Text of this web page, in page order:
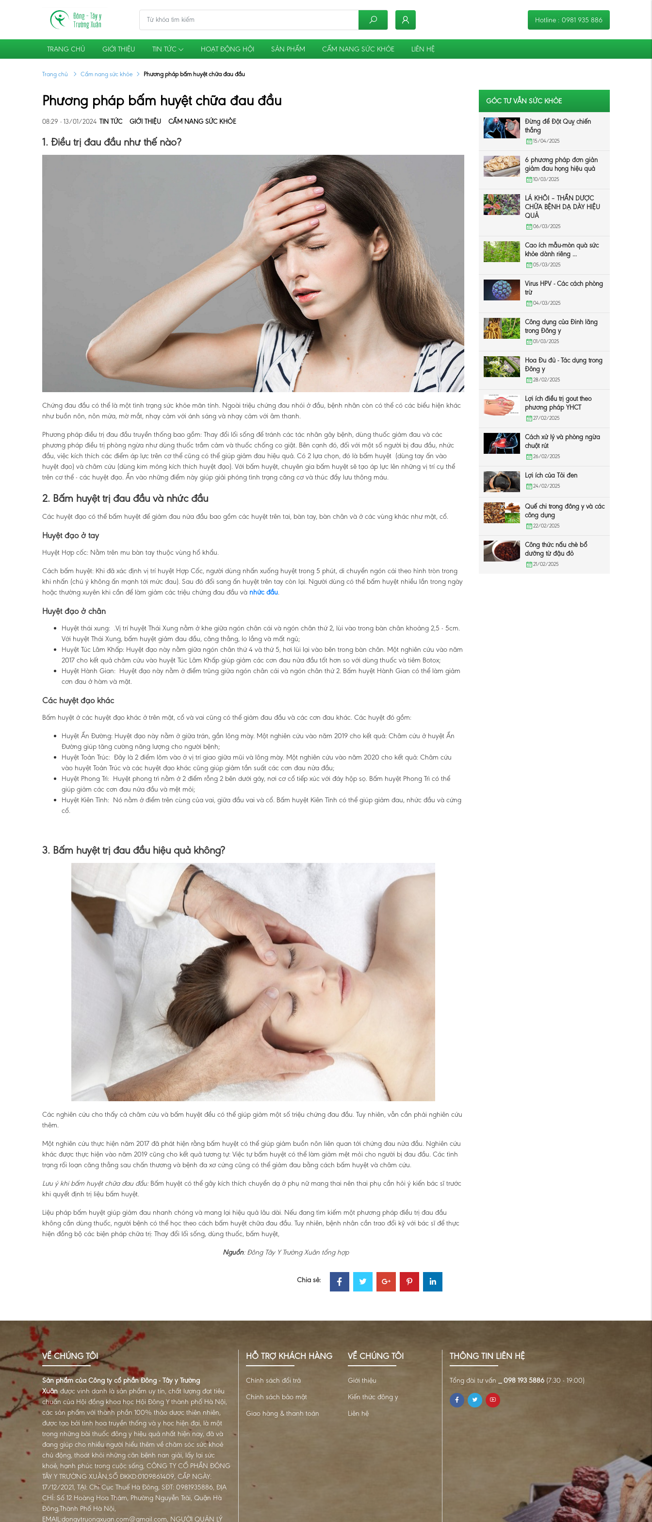
Hotline : 0981 935 886
TRANG CHỦ GIỚI THIỆU TIN TỨC HOẠT ĐỘNG HỘI SẢN PHẨM CẨM NANG SỨC KHỎE LIÊN HỆ
Trang chủ Cẩm nang sức khỏe Phương pháp bấm huyệt chữa đau đầu
Phương pháp bấm huyệt chữa đau đầu
08:29 - 13/01/2024 TIN TỨC GIỚI THIỆU CẨM NANG SỨC KHỎE
1. Điều trị đau đầu như thế nào?
Chứng đau đầu có thể là một tình trạng sức khỏe mãn tính. Ngoài triệu chứng đau nhói ở đầu, bệnh nhân còn có thể có các biểu hiện khác
như buồn nôn, nôn mửa, mờ mắt, nhạy cảm với ánh sáng và nhạy cảm với âm thanh.
Phương pháp điều trị đau đầu truyền thống bao gồm: Thay đổi lối sống để tránh các tác nhân gây bệnh, dùng thuốc giảm đau và các
phương pháp điều trị phòng ngừa như dùng thuốc trầm cảm và thuốc chống co giật. Bên cạnh đó, đối với một số người bị đau đầu, nhức
đầu, việc kích thích các điểm áp lực trên cơ thể cũng có thể giúp giảm đau hiệu quả. Có 2 lựa chọn, đó là bấm huyệt (dùng tay ấn vào
huyệt đạo) và châm cứu (dùng kim mỏng kích thích huyệt đạo). Với bấm huyệt, chuyên gia bấm huyệt sẽ tạo áp lực lên những vị trí cụ thể
trên cơ thể - các huyệt đạo. Ấn vào những điểm này giúp giải phóng tình trạng căng cơ và thúc đẩy lưu thông máu.
2. Bấm huyệt trị đau đầu và nhức đầu
Các huyệt đạo có thể bấm huyệt để giảm đau nửa đầu bao gồm các huyệt trên tai, bàn tay, bàn chân và ở các vùng khác như mặt, cổ.
Huyệt đạo ở tay
Huyệt Hợp cốc: Nằm trên mu bàn tay thuộc vùng hổ khẩu.
Cách bấm huyệt: Khi đã xác định vị trí huyệt Hợp Cốc, người dùng nhấn xuống huyệt trong 5 phút, di chuyển ngón cái theo hình tròn trong
khi nhấn (chú ý không ấn mạnh tới mức đau). Sau đó đổi sang ấn huyệt trên tay còn lại. Người dùng có thể bấm huyệt nhiều lần trong ngày
hoặc thường xuyên khi cần để làm giảm các triệu chứng đau đầu và nhức đầu.
Huyệt đạo ở chân
Huyệt thái xung: .Vị trí huyệt Thái Xung nằm ở khe giữa ngón chân cái và ngón chân thứ 2, lùi vào trong bàn chân khoảng 2,5 - 5cm.
Với huyệt Thái Xung, bấm huyệt giảm đau đầu, căng thẳng, lo lắng và mất ngủ;
Huyệt Túc Lâm Khấp: Huyệt đạo này nằm giữa ngón chân thứ 4 và thứ 5, hơi lùi lại vào bên trong bàn chân. Một nghiên cứu vào năm
2017 cho kết quả châm cứu vào huyệt Túc Lâm Khấp giúp giảm các cơn đau nửa đầu tốt hơn so với dùng thuốc và tiêm Botox;
Huyệt Hành Gian: Huyệt đạo này nằm ở điểm trũng giữa ngón chân cái và ngón chân thứ 2. Bấm huyệt Hành Gian có thể làm giảm
cơn đau ở hàm và mặt.
Các huyệt đạo khác
Bấm huyệt ở các huyệt đạo khác ở trên mặt, cổ và vai cũng có thể giảm đau đầu và các cơn đau khác. Các huyệt đó gồm:
Huyệt Ấn Đường: Huyệt đạo này nằm ở giữa trán, gần lông mày. Một nghiên cứu vào năm 2019 cho kết quả: Châm cứu ở huyệt Ấn
Đường giúp tăng cường năng lượng cho người bệnh;
Huyệt Toản Trúc: Đây là 2 điểm lõm vào ở vị trí giao giữa mũi và lông mày. Một nghiên cứu vào năm 2020 cho kết quả: Châm cứu
vào huyệt Toản Trúc và các huyệt đạo khác cũng giúp giảm tần suất các cơn đau nửa đầu;
Huyệt Phong Trì: Huyệt phong trì nằm ở 2 điểm rỗng 2 bên dưới gáy, nơi cơ cổ tiếp xúc với đáy hộp sọ. Bấm huyệt Phong Trì có thể
giúp giảm các cơn đau nửa đầu và mệt mỏi;
Huyệt Kiên Tỉnh: Nó nằm ở điểm trên cùng của vai, giữa đầu vai và cổ. Bấm huyệt Kiên Tỉnh có thể giúp giảm đau, nhức đầu và cứng
cổ.
3. Bấm huyệt trị đau đầu hiệu quả không?
Các nghiên cứu cho thấy cả châm cứu và bấm huyệt đều có thể giúp giảm một số triệu chứng đau đầu. Tuy nhiên, vẫn cần phải nghiên cứu
thêm.
Một nghiên cứu thực hiện năm 2017 đã phát hiện rằng bấm huyệt có thể giúp giảm buồn nôn liên quan tới chứng đau nửa đầu. Nghiên cứu
khác được thực hiện vào năm 2019 cũng cho kết quả tương tự: Việc tự bấm huyệt có thể làm giảm mệt mỏi cho người bị đau đầu. Các tình
trạng rối loạn căng thẳng sau chấn thương và bệnh đa xơ cứng cũng có thể giảm đau bằng cách bấm huyệt và châm cứu.
Lưu ý khi bấm huyệt chữa đau đầu:Bấm huyệt có thể gây kích thích chuyển dạ ở phụ nữ mang thai nên thai phụ cần hỏi ý kiến bác sĩ trước
khi quyết định trị liệu bấm huyệt.
Liệu pháp bấm huyệt giúp giảm đau nhanh chóng và mang lại hiệu quả lâu dài. Nếu đang tìm kiếm một phương pháp điều trị đau đầu
không cần dùng thuốc, người bệnh có thể học theo cách bấm huyệt chữa đau đầu. Tuy nhiên, bệnh nhân cần trao đổi kỹ với bác sĩ để thực
hiện đồng bộ các biện pháp chữa trị: Thay đổi lối sống, dùng thuốc, bấm huyệt,
Nguồn: Đông Tây Y Trường Xuân tổng hợp
Chia sẻ:
GÓC TƯ VẪN SỨC KHỎE
Đừng để Đột Quỵ chiến
thắng
15/04/2025
6 phương pháp đơn giản
giảm đau họng hiệu quả
10/03/2025
LÁ KHÔI – THẦN DƯỢC
CHỮA BỆNH DẠ DÀY HIỆU
QUẢ
06/03/2025
Cao ích mẫu-mòn quà sức
khỏe dành riêng ...
05/03/2025
Virus HPV - Các cách phòng
trừ
04/03/2025
Công dụng của Đinh lăng
trong Đông y
01/03/2025
Hoa Đu đủ - Tác dụng trong
Đông y
28/02/2025
Lợi ích điều trị gout theo
phương pháp YHCT
27/02/2025
Cách xử lý và phòng ngừa
chuột rút
26/02/2025
Lợi ích của Tỏi đen
24/02/2025
Quế chi trong đông y và các
công dụng
22/02/2025
Công thức nấu chè bổ
dưỡng từ đậu đỏ
21/02/2025
VỀ CHÚNG TÔI
Sản phẩm của Công ty cổ phần Đông - Tây y Trường
Xuân được vinh danh là sản phẩm uy tín, chất lượng đạt tiêu
chuẩn của Hội đồng khoa học Hội Đông Y thành phố Hà Nội,
các sản phẩm với thành phần 100% thảo dược thiên nhiên,
được tạo bởi tinh hoa truyền thống và y học hiện đại, là một
trong những bài thuốc đông y hiệu quả nhất hiện nay, đã và
đang giúp cho nhiều người hiểu thêm về chăm sóc sức khoẻ
chủ động, thoát khỏi những căn bệnh nan giải, lấy lại sức
khoẻ, hạnh phúc trong cuộc sống, CÔNG TY CỔ PHẦN ĐÔNG
TÂY Y TRƯỜNG XUÂN,SỐ ĐKKD:0109861409, CẤP NGÀY:
17/12/2021, TẠI: Chi Cục Thuế Hà Đông, SĐT: 0981935886, ĐỊA
CHỈ: Số 12 Hoàng Hoa Thám, Phường Nguyễn Trãi, Quận Hà
Đông,Thành Phố Hà Nội,
EMAIL:dongytruongxuan.com@gmail.com, NGƯỜI QUẢN LÝ
HỖ TRỢ KHÁCH HÀNG
Chính sách đổi trả
Chính sách bảo mật
Giao hàng & thanh toán
VỀ CHÚNG TÔI
Giới thiệu
Kiến thức đông y
Liên hệ
THÔNG TIN LIÊN HỆ
Tổng đài tư vấn _ 098 193 5886 (7:30 - 19:00)